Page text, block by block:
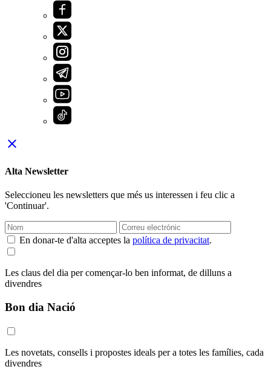
close
Alta Newsletter
Seleccioneu les newsletters que més us interessen i feu clic a
'Continuar'.
En donar-te d'alta acceptes la política de privacitat.
Les claus del dia per començar-lo ben informat, de dilluns a
divendres
Bon dia Nació
Les novetats, consells i propostes ideals per a totes les famílies, cada
divendres